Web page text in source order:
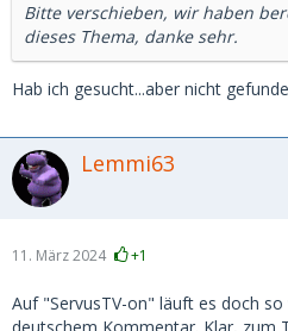
Bitte verschieben, wir haben
dieses Thema, danke sehr.
Hab ich gesucht...aber nicht
Lemmi63
11. März 2024 +1
Auf "ServusTV-on" läuft es doch